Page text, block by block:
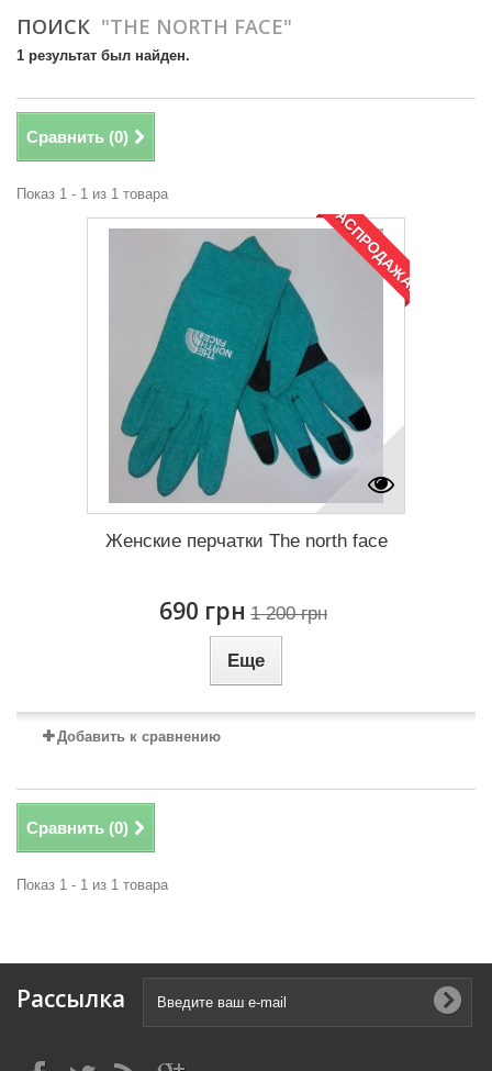
ПОИСК "THE NORTH FACE"
1 результат был найден.
Сравнить (0)
Показ 1 - 1 из 1 товара
РАСПРОДАЖА!
Женские перчатки The north face
690 грн 1 200 грн
Еще
Добавить к сравнению
Сравнить (0)
Показ 1 - 1 из 1 товара
Рассылка